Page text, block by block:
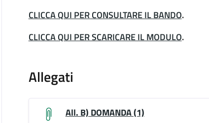
CLICCA QUI PER CONSULTARE IL BANDO.
CLICCA QUI PER SCARICARE IL MODULO.
Allegati
All. B) DOMANDA (1)